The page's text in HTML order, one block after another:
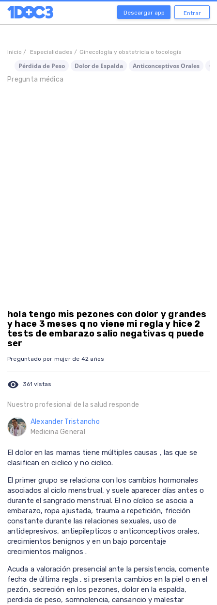
Descargar app Entrar
Inicio / Especialidades / Ginecología y obstetricia o tocología
Pérdida de Peso Dolor de Espalda Anticonceptivos Orales
Pregunta médica
hola tengo mis pezones con dolor y grandes
y hace 3 meses q no viene mi regla y hice 2
tests de embarazo salio negativas q puede
ser
Preguntado por mujer de 42 años
visibility 361 vistas
Nuestro profesional de la salud responde
Alexander Tristancho
Medicina General
El dolor en las mamas tiene múltiples causas , las que se
clasifican en ciclico y no ciclico.
El primer grupo se relaciona con los cambios hormonales
asociados al ciclo menstrual, y suele aparecer días antes o
durante el sangrado menstrual. El no cíclico se asocia a
embarazo, ropa ajustada, trauma a repetición, fricción
constante durante las relaciones sexuales, uso de
antidepresivos, antiepilepticos o anticonceptivos orales,
crecimientos benignos y en un bajo porcentaje
crecimientos malignos .
Acuda a valoración presencial ante la persistencia, comente
fecha de última regla , si presenta cambios en la piel o en el
pezón, secreción en los pezones, dolor en la espalda,
perdida de peso, somnolencia, cansancio y malestar